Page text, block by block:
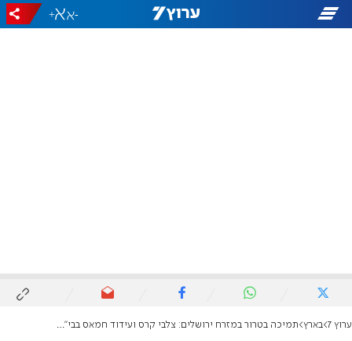
-
+
ערוץ 7 בארץ תמיכה בטרור במזרח ירושלים: צלבי קרס ועידוד חמאס בבי"ס באבו תור